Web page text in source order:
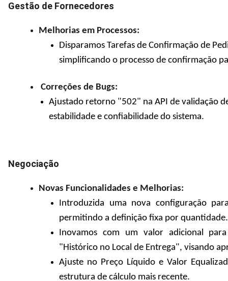
Gestão de Fornecedores
Melhorias em Processos:
Disparamos Tarefas de Confirmação de
simplificando o processo de confirmação
Correções de Bugs:
Ajustado retorno "502" na API de validação
estabilidade e confiabilidade do sistema.
Negociação
Novas Funcionalidades e Melhorias:
Introduzida uma nova configuração
permitindo a definição fixa por quantidade.
Inovamos com um valor adicional
"Histórico no Local de Entrega", visando
Ajuste no Preço Líquido e Valor
estrutura de cálculo mais recente.